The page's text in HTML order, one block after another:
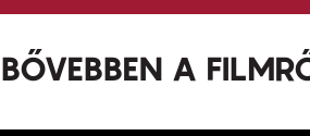
BŐVEBBEN A